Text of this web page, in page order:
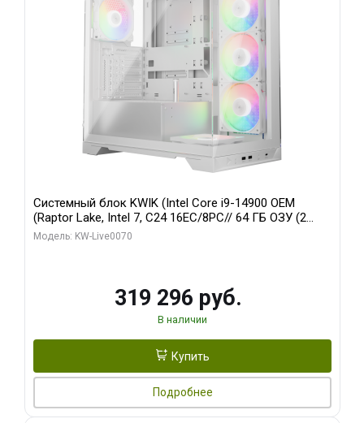
Системный блок KWIK (Intel Core i9-14900 OEM
(Raptor Lake, Intel 7, C24 16EC/8PC// 64 ГБ ОЗУ (2
модуля)/ Gigabyte RTX5080 XTREME WATERFORCE
Модель: KW-Live0070
319 296 руб.
В наличии
Купить
Подробнее